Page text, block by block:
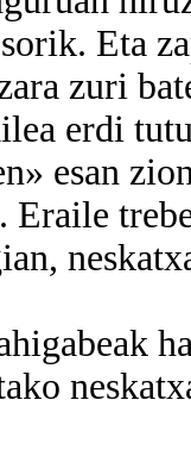
Eta
zuri
erdi
esan
Eraile